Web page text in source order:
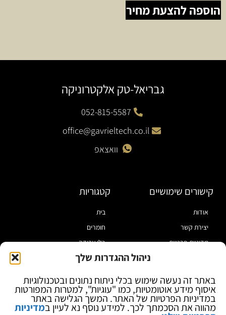
ניהול ההגדרות שלך
באתר זה נעשה שימוש בכלי ניתוח נתונים ובטכנולוגיות
איסוף מידע אוטומטיות, כמו "עוגיות", למטרות המפורטות
במדיניות הפרטיות של האתר. המשך הגלישה באתר
מהווה את הסכמתך לכך. למידע נוסף נא לעיין במדיניות
הוספה להצעת מחיר
גבריאל-טק אלקטרוניקה
052-815-5587
office@gavrieltech.co.il
וואצאפ
קישורים שימושיים
אודות
יצירת קשר
מדיניות פרטיות
בלוג
קטגוריות
בית
חומרים
כלי עבודה
מוצרי הלחמה
ספקי כח ומודדים
ציוד אופטי להגדלה